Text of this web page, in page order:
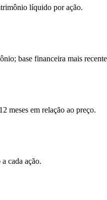
líquido por ação.
base financeira mais
meses em relação ao preço.
cada ação.